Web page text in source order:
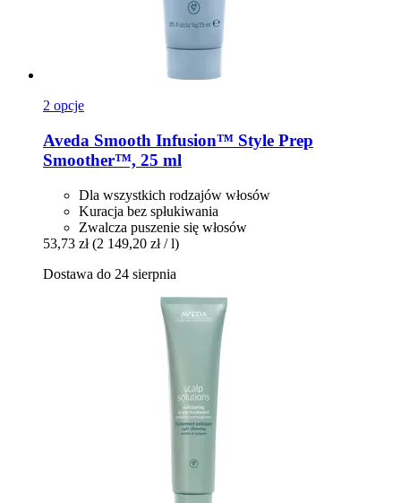
2 opcje
Aveda Smooth Infusion™ Style Prep
Smoother™, 25 ml
Dla wszystkich rodzajów włosów
Kuracja bez spłukiwania
Zwalcza puszenie się włosów
53,73 zł (2 149,20 zł / l)
Dostawa do 24 sierpnia